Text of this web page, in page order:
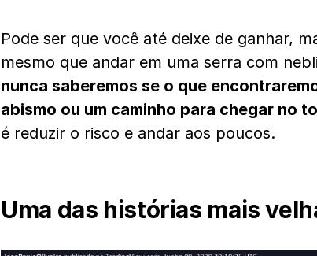
Pode ser que você até deixe de ganhar,
mesmo que andar em uma serra com
nunca saberemos se o que
abismo ou um caminho para chegar no
é reduzir o risco e andar aos poucos.
Uma das histórias mais